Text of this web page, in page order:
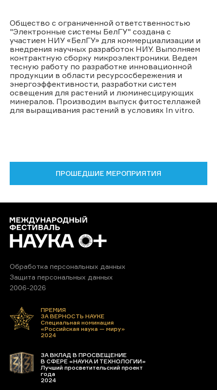
Общество с ограниченной ответственностью
"Электронные системы БелГУ" создана с
участием НИУ «БелГУ» для коммерциализации и
внедрения научных разработок НИУ. Выполняем
контрактную сборку микроэлектроники. Ведем
тесную работу по разработке инновационной
продукции в области ресурсосбережения и
энергоэффективности, разработки систем
освещения для растений и люминесцирующих
минералов. Производим выпуск фитостеллажей
для выращивания растений в условиях In vitro.
ПРОШЕДШИЕ МЕРОПРИЯТИЯ
Обработка персональных данных
Защита персональных данных
2006-2026
ПРЕМИЯ
ЗА ВЕРНОСТЬ НАУКЕ
Специальная номинация
«Российская наука — миру»
2024
ЗА ВКЛАД В ПРОСВЕЩЕНИЕ
В СФЕРЕ «НАУКА И ТЕХНОЛОГИИ»
Лучший просветительский проект
года
2024